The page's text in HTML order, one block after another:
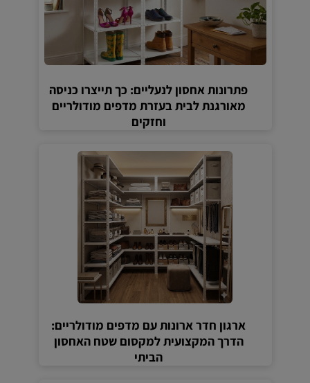
פתרונות אחסון לנעליים: כך תייצרו כניסה
מאורגנת לבית בעזרת מדפים מודולריים
וחזקים
ארגון חדר ארונות עם מדפים מודולריים:
הדרך המקצועית למקסום שטח האחסון
הביתי